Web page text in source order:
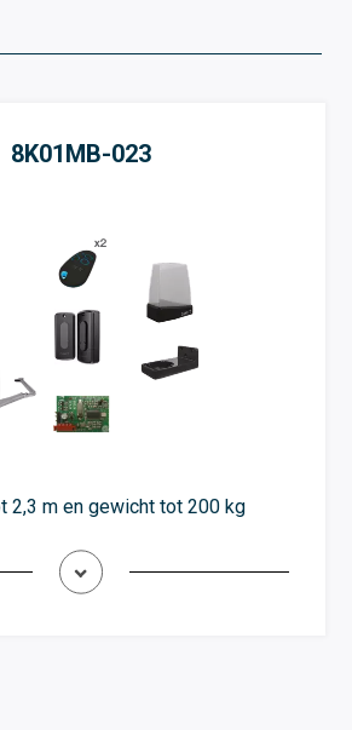
8K01MB-023
2,3 m en gewicht tot 200 kg